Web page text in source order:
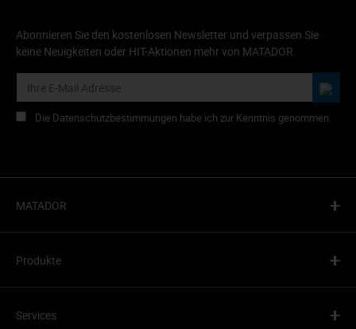
Abonnieren Sie den kostenlosen Newsletter und verpassen Sie
keine Neuigkeiten oder HIT-Aktionen mehr von MATADOR.
Die Datenschutzbestimmungen habe ich zur Kenntnis genommen.
MATADOR +
Produkte +
Services +